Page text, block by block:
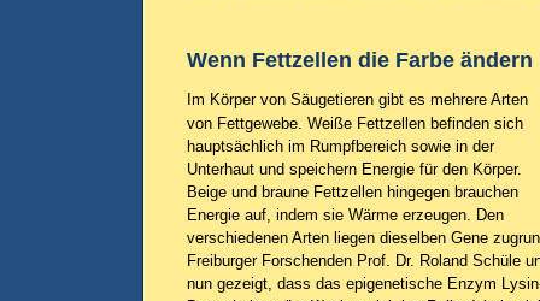
Wenn Fettzellen die Farbe ändern
Im Körper von Säugetieren gibt es mehrere Arten
von Fettgewebe. Weiße Fettzellen befinden sich
hauptsächlich im Rumpfbereich sowie in der
Unterhaut und speichern Energie für den Körper.
Beige und braune Fettzellen hingegen brauchen
Energie auf, indem sie Wärme erzeugen. Den
verschiedenen Arten liegen dieselben Gene
Freiburger Forschenden Prof. Dr. Roland Schüle
nun gezeigt, dass das epigenetische Enzym